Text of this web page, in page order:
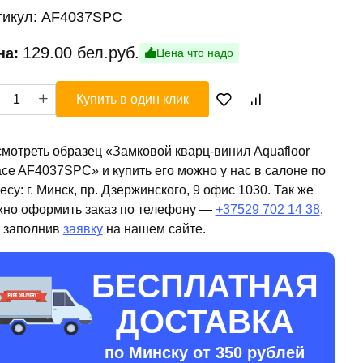
AF4037SPC
129.00 бел.руб. Цена что надо
Купить в один клик
образец «Замковой кварц-винил Aquafloor
AF4037SPC» и купить его можно у нас в салоне по
г. Минск, пр. Дзержинского, 9 офис 1030. Так же
оформить заказ по телефону — +37529 702 14 38,
заполнив заявкуна нашем сайте.
БЕСПЛАТНАЯ
ДОСТАВКА
по Минску от 350 рублей